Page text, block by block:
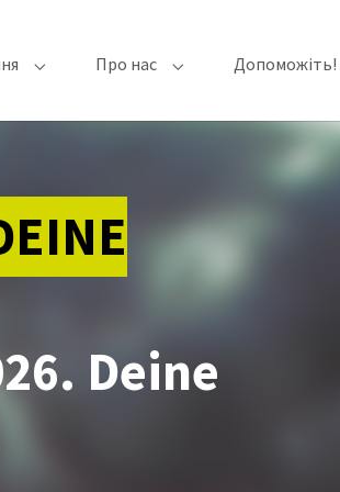
Submenu for "Зобов'язання"
Про нас Submenu for "Про нас"
Допоможіть!
Deine